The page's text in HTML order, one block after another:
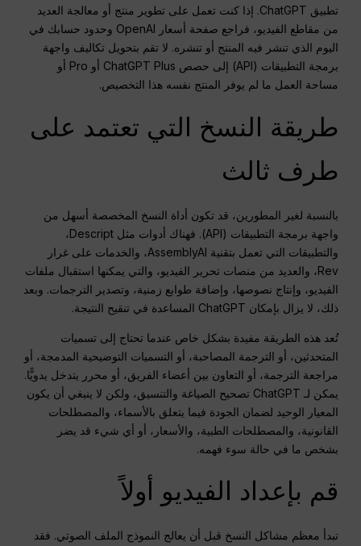
تطبيق ChatGPT. إذا كنت تعمل على تطوير منتج أو معالجة العديد
من مقاطع الفيديو، فراجع صفحة أسعار OpenAI وحدود حسابك في
اليوم الذي تنشر فيه المنتج أو تنشره. لا تقم بتحويل تكاليف واجهة
برمجة التطبيقات (API) إلى حصص ChatGPT Plus أو Pro أو
مساحة العمل ما لم يوفر المنتج نفسه هذا التخصيص.
طريقة النسخ التي تعتمد على
طرف ثالث
بالنسبة لغير المطورين، قد تكون أداة النسخ المخصصة أسهل من
واجهة برمجة التطبيقات (API). فهناك أدوات مثل Descript،
والتطبيقات التي تعمل بتقنية AssemblyAI، والخدمات على غرار
Rev، والعديد من منصات تحرير الفيديو، والتي يمكنها استقبال ملفات
الفيديو، وإنتاج نصوصها، وإضافة طوابع زمنية، وتصدير الترجمات. وبعد
ذلك، لا يزال بإمكان ChatGPT المساعدة في تنقيح النتيجة.
تُعد هذه الطريقة مفيدة بشكل خاص عندما تحتاج إلى تسميات
المتحدثين، أو الترجمة المصاحبة، أو التسميات التوضيحية المدمجة، أو
مراجعة الترجمة، أو التعاون بين أعضاء الفريق، أو محرر يتدخل يدويًّا.
يمكن لـ ChatGPT تصحيح الصياغة والتنسيق، ولكن لا ينبغي أن يكون
المعيار الوحيد لضمان الجودة فيما يتعلق بالأسماء، والمصطلحات
القانونية، والمصطلحات الطبية، والأسعار، أو أي شيء قد يضر
بشخص ما في حالة سوء فهمه.
قم بإعداد الفيديو أولاً
تبدأ معظم مشاكل النسخ قبل أن يعالج النموذج الملف الصوتي. فقد